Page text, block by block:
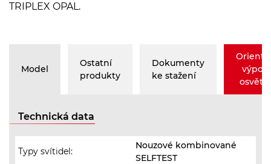
TRIPLEX OPAL.
Model
Ostatní
produkty
Dokumenty
ke stažení
Technická data
Typy svítidel:
Nouzové kombinované
SELFTEST